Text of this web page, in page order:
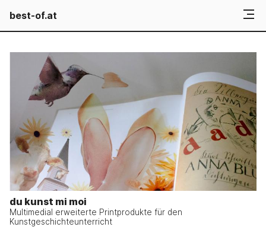
best-of.at
du kunst mi moi
Multimedial erweiterte Printprodukte für den
Kunstgeschichteunterricht